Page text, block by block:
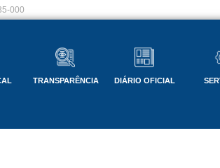
000
TRANSPARÊNCIA DIÁRIO OFICIAL